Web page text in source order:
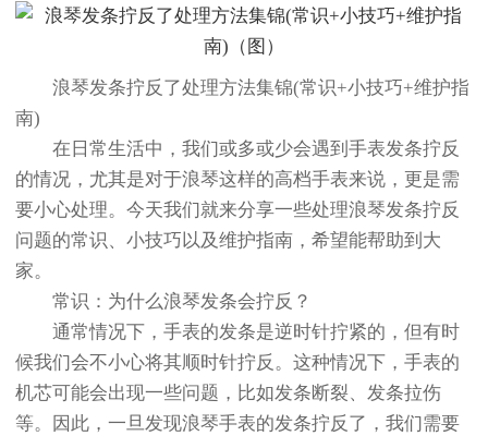
浪琴发条拧反了处理方法集锦(常识+小技巧+维护指
南)
在日常生活中，我们或多或少会遇到手表发条拧反
的情况，尤其是对于浪琴这样的高档手表来说，更是需
要小心处理。今天我们就来分享一些处理浪琴发条拧反
问题的常识、小技巧以及维护指南，希望能帮助到大
家。
常识：为什么浪琴发条会拧反？
通常情况下，手表的发条是逆时针拧紧的，但有时
候我们会不小心将其顺时针拧反。这种情况下，手表的
机芯可能会出现一些问题，比如发条断裂、发条拉伤
等。因此，一旦发现浪琴手表的发条拧反了，我们需要